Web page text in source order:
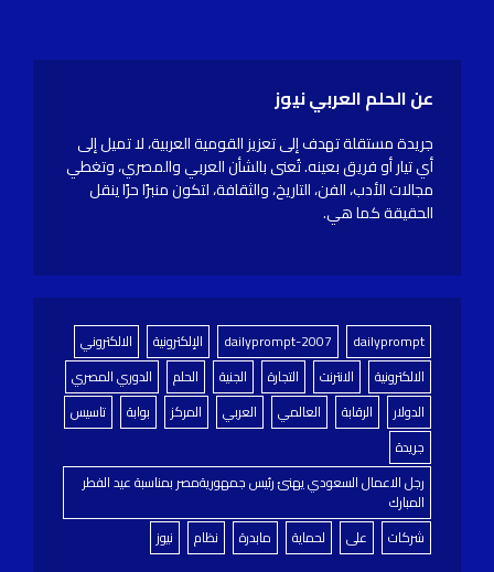
عن الحلم العربي نيوز
جريدة مستقلة تهدف إلى تعزيز القومية العربية، لا تميل إلى
أي تيار أو فريق بعينه. تُعنى بالشأن العربي والمصري، وتغطي
مجالات الأدب، الفن، التاريخ، والثقافة، لتكون منبرًا حرًا ينقل
الحقيقة كما هي.
dailyprompt
dailyprompt-2007 الإلكترونية
الالكتروني
الالكترونية
الانترنت التجارة الجنية الحلم
الدوري المصري
الدولار
الرقابة العالمي العربي المركز بوابة
تاسيس
جريدة
رجل الاعمال السعودي يهنئ رئيس جمهوريةمصر بمناسبة عيد الفطر
المبارك
شركات
على لحماية مابدرة نظام نيوز